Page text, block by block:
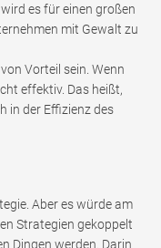
es für einen großen
mit Gewalt zu
Vorteil sein. Wenn
effektiv. Das heißt,
in der Effizienz des
Aber es würde am
Strategien gekoppelt
Dingen werden. Darin